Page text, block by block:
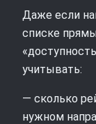
Даже если
списке
учитывать:
— сколько
нужном